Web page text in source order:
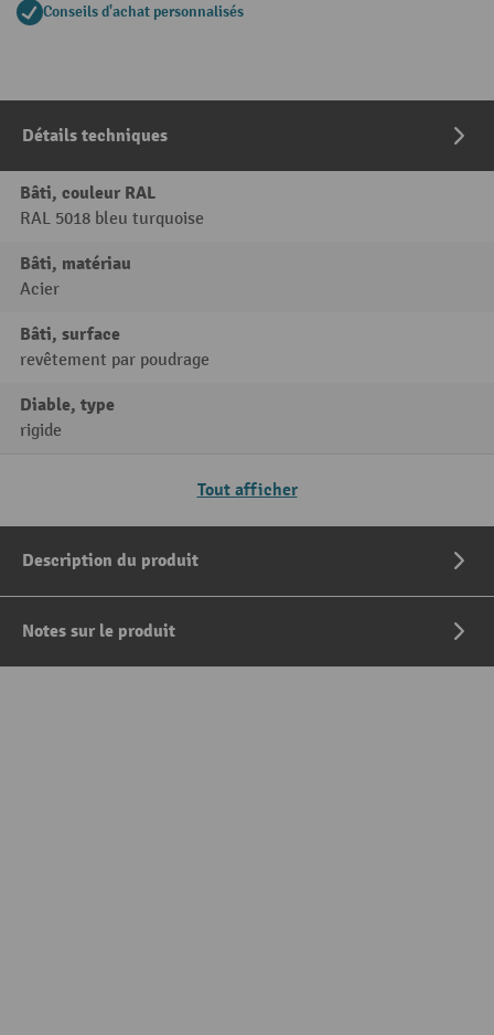
Conseils d'achat personnalisés
Détails techniques
Bâti, couleur RAL
RAL 5018 bleu turquoise
Bâti, matériau
Acier
Bâti, surface
revêtement par poudrage
Diable, type
rigide
Tout afficher
Description du produit
Notes sur le produit